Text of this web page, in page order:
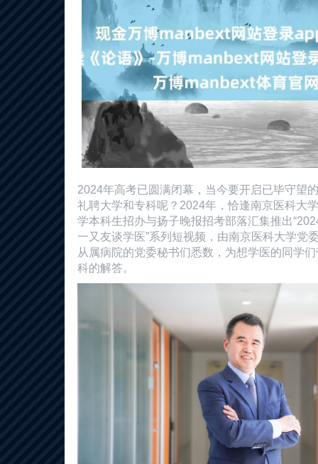
2024年高考已圆满闭幕，当今要开启已毕守望
礼聘大学和专科呢？2024年，恰逢南京医科大
学本科生招办与扬子晚报招考部落汇集推出
一又友谈学医”系列短视频，由南京医科大学党
从属病院的党委秘书们悉数，为想学医的同学
科的解答。